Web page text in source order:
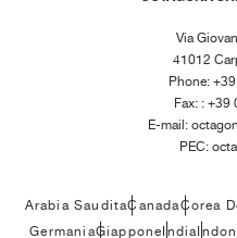
Via
41012
Phone:
Fax: :
E-mail:
PEC:
Arabia SauditaCanadaCorea
GermaniaGiapponeIndia